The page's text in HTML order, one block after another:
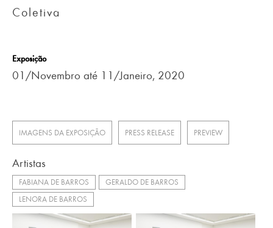
Coletiva
Exposição
01/Novembro até 11/Janeiro, 2020
IMAGENS DA EXPOSIÇÃO PRESS RELEASE PREVIEW
Artistas
FABIANA DE BARROS
GERALDO DE BARROS
LENORA DE BARROS